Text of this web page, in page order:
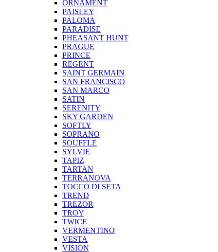
ORNAMENT
PAISLEY
PALOMA
PARADISE
PHEASANT HUNT
PRAGUE
PRINCE
REGENT
SAINT GERMAIN
SAN FRANCISCO
SAN MARCO
SATIN
SERENITY
SKY GARDEN
SOFTLY
SOPRANO
SOUFFLE
SYLVIE
TAPIZ
TARTAN
TERRANOVA
TOCCO DI SETA
TREND
TREZOR
TROY
TWICE
VERMENTINO
VESTA
VISION